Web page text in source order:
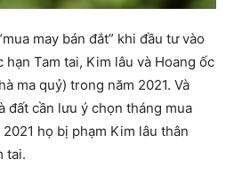
may bán đắt” khi đầu tư vào
hạn Tam tai, Kim lâu và Hoang ốc
ma quỷ) trong năm 2021. Và
đất cần lưu ý chọn tháng mua
họ bị phạm Kim lâu thân
tai.